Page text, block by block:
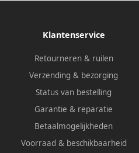
Klantenservice
Retourneren & ruilen
Verzending & bezorging
Status van bestelling
Garantie & reparatie
Betaalmogelijkheden
Voorraad & beschikbaarheid